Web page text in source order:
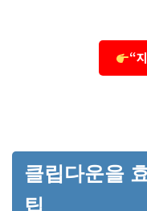
“
클립다운을
팁